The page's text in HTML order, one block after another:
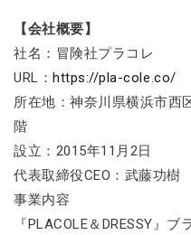
【会社概要】
社名：冒険社プラコレ
URL：https://pla-cole.co/
所在地：神奈川県横浜市西
階
設立：2015年11月2日
代表取締役CEO：武藤功樹
事業内容
『PLACOLE＆DRESSY』